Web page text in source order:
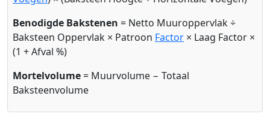
Benodigde Bakstenen = Netto Muuroppervlak ÷
Baksteen Oppervlak × Patroon Factor × Laag Factor ×
(1 + Afval %)
Mortelvolume= Muurvolume − Totaal
Baksteenvolume